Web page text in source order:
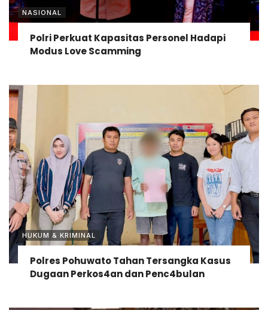
NASIONAL
Polri Perkuat Kapasitas Personel Hadapi
Modus Love Scamming
HUKUM & KRIMINAL
Polres Pohuwato Tahan Tersangka Kasus
Dugaan Perkos4an dan Penc4bulan